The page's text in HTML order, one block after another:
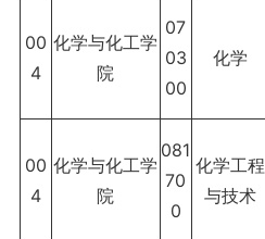
00
4
化学与化工学
院
07
03
00
化学
00
4
化学与化工学
院
081
70
0
化学工程
与技术